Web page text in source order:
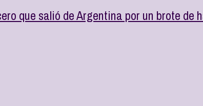
que salió de Argentina por un brote de